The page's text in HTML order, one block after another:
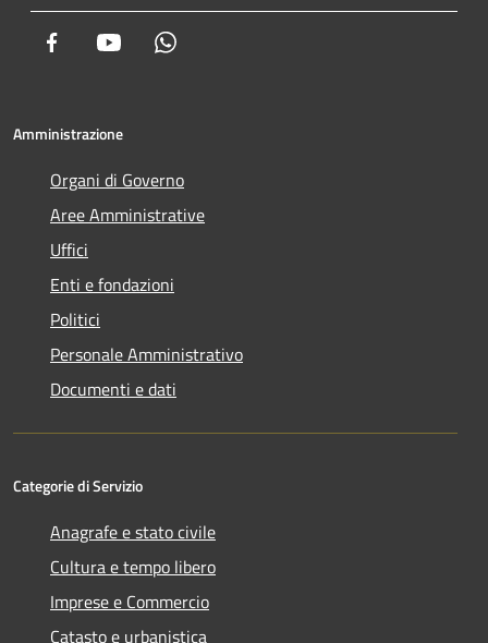
Facebook Youtube
Amministrazione
Organi di Governo
Aree Amministrative
Uffici
Enti e fondazioni
Politici
Personale Amministrativo
Documenti e dati
Categorie di Servizio
Anagrafe e stato civile
Cultura e tempo libero
Imprese e Commercio
Catasto e urbanistica